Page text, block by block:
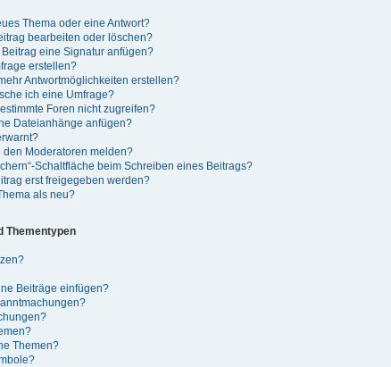
Thema oder eine Antwort?
bearbeiten oder löschen?
eine Signatur anfügen?
erstellen?
Antwortmöglichkeiten erstellen?
ich eine Umfrage?
Foren nicht zugreifen?
Dateianhänge anfügen?
den Moderatoren melden?
Schaltfläche beim Schreiben eines Beitrags?
erst freigegeben werden?
als neu?
Thementypen
Beiträge einfügen?
Themen?